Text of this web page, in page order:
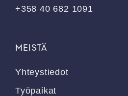
+358 40 682 1091
MEISTÄ
Yhteystiedot
Työpaikat